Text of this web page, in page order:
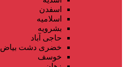
اسفدن
اسلامیه
بشرویه
حاجی آباد
خضری دشت بیاض
خوسف